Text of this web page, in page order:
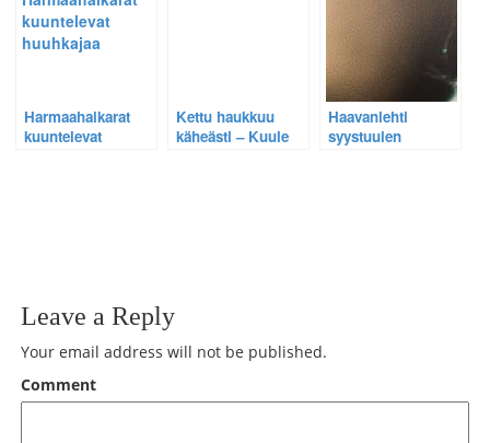
pienille lapsille
Harmaahaikarat
kuuntelevat
Kettu haukkuu
käheästi – Kuule
Haavanlehti
syystuulen
Leave a Reply
Your email address will not be published.
Comment